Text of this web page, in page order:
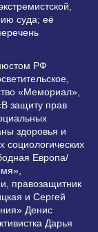
суда; её
РФ
«Мемориал»,
защиту прав
здоровья и
Европа/
правозащитник
и Сергей
Денис
Дарья